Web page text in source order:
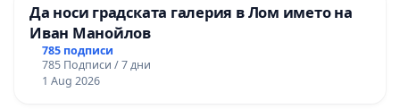
Да носи градската галерия в Лом името на
Иван Манойлов
785 подписи
785 Подписи / 7 дни
1 Aug 2026